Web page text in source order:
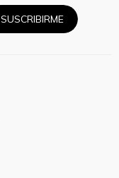
SUSCRIBIRME